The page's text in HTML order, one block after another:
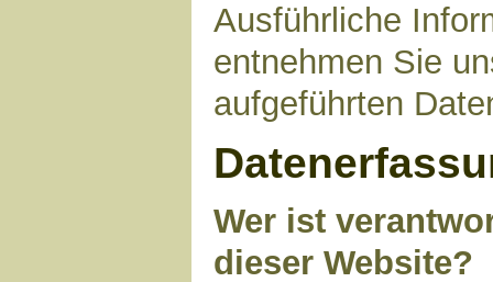
Ausführliche
entnehmen Sie
aufgeführten
Wer ist
dieser Website?